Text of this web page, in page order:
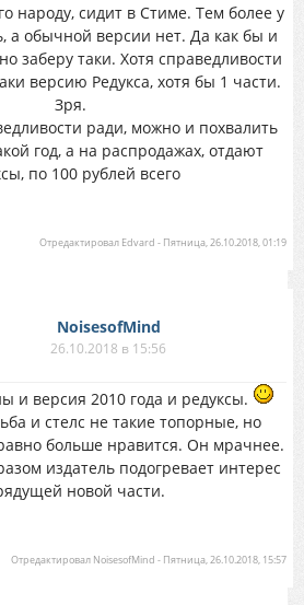
народу, сидит в Стиме. Тем более у
а обычной версии нет. Да как бы и
заберу таки. Хотя справедливости
версию Редукса, хотя бы 1 части.
Зря.
ради, можно и похвалить
год, а на распродажах, отдают
по 100 рублей всего
Отредактировал Edvard - Пятница, 26.10.2018, 01:19
NoisesofMind
26.10.2018 в 15:56
и версия 2010 года и редуксы.
и стелс не такие топорные, но
больше нравится. Он мрачнее.
издатель подогревает интерес
новой части.
Отредактировал NoisesofMind - Пятница, 26.10.2018, 15:57